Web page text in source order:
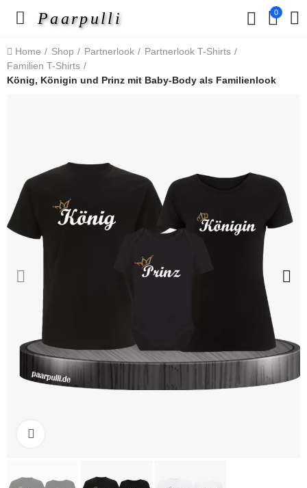
Paarpulli 0
Home Shop Partnerlook
Partnerlook T-Shirts
Familien T-Shirts
König, Königin und Prinz mit Baby-Body als Familienlook